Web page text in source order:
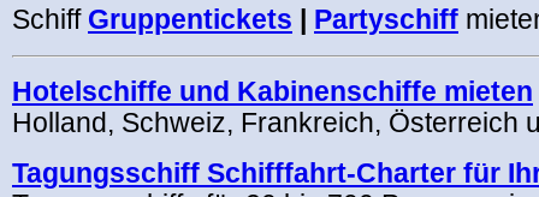
Schiff Gruppentickets Partyschiff
Hotelschiffe und Kabinenschiffe mieten
Holland, Schweiz, Frankreich, Österreich
Tagungsschiff Schifffahrt-Charter für